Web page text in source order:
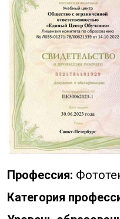
Профессия:
Категория